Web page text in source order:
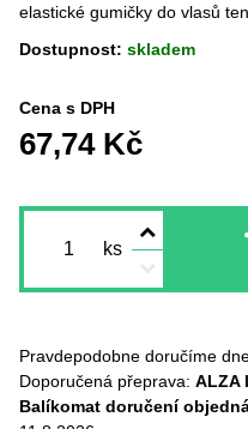
elastické gumičky do vlasů
Dostupnost: skladem
Cena s DPH
67,74 Kč
ks
Pravdepodobne doručíme
ALZA
Balíkomat doručení